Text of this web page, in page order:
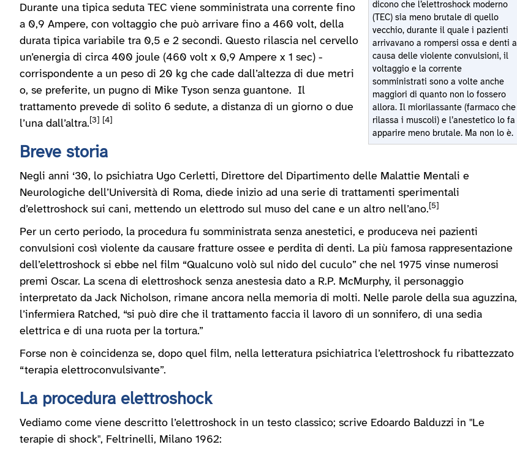
dicono che l’elettroshock moderno
(TEC) sia meno brutale di quello
vecchio, durante il quale i pazienti
arrivavano a rompersi ossa e denti a
causa delle violente convulsioni, il
voltaggio e la corrente
somministrati sono a volte anche
maggiori di quanto non lo fossero
allora. Il miorilassante (farmaco che
rilassa i muscoli) e l’anestetico lo fa
apparire meno brutale. Ma non lo è.
Durante una tipica seduta TEC viene somministrata una corrente fino
a 0,9 Ampere, con voltaggio che può arrivare fino a 460 volt, della
durata tipica variabile tra 0,5 e 2 secondi. Questo rilascia nel cervello
un’energia di circa 400 joule (460 volt x 0,9 Ampere x 1 sec) -
corrispondente a un peso di 20 kg che cade dall’altezza di due metri
o, se preferite, un pugno di Mike Tyson senza guantone. Il
trattamento prevede di solito 6 sedute, a distanza di un giorno o due
l’una dall’altra. [3] [4]
Breve storia
Negli anni ‘30, lo psichiatra Ugo Cerletti, Direttore del Dipartimento delle Malattie Mentali e
Neurologiche dell’Università di Roma, diede inizio ad una serie di trattamenti sperimentali
d’elettroshock sui cani, mettendo un elettrodo sul muso del cane e un altro nell’ano. [5]
Per un certo periodo, la procedura fu somministrata senza anestetici, e produceva nei pazienti
convulsioni così violente da causare fratture ossee e perdita di denti. La più famosa rappresentazione
dell’elettroshock si ebbe nel film “Qualcuno volò sul nido del cuculo” che nel 1975 vinse numerosi
premi Oscar. La scena di elettroshock senza anestesia dato a R.P. McMurphy, il personaggio
interpretato da Jack Nicholson, rimane ancora nella memoria di molti. Nelle parole della sua aguzzina,
l’infermiera Ratched, “si può dire che il trattamento faccia il lavoro di un sonnifero, di una sedia
elettrica e di una ruota per la tortura.”
Forse non è coincidenza se, dopo quel film, nella letteratura psichiatrica l’elettroshock fu ribattezzato
“terapia elettroconvulsivante”.
La procedura elettroshock
Vediamo come viene descritto l’elettroshock in un testo classico; scrive Edoardo Balduzzi in "Le
terapie di shock", Feltrinelli, Milano 1962: